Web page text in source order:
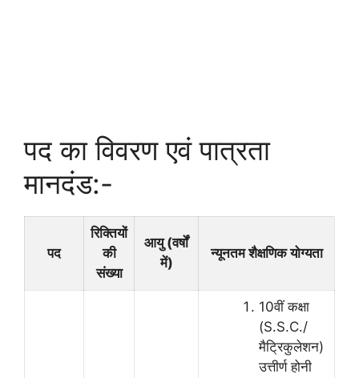
पद का विवरण एवं पात्रता
मानदंड:-
पद
रिक्तियों
की
संख्या
आयु (वर्षों
में)
न्यूनतम शैक्षणिक योग्यता
10वीं कक्षा
(S.S.C./
मैट्रिकुलेशन)
उत्तीर्ण होनी